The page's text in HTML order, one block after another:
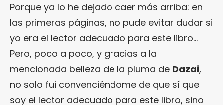
Porque ya lo he dejado caer más arriba: en
las primeras páginas, no pude evitar dudar si
yo era el lector adecuado para este libro…
Pero, poco a poco, y gracias a la
mencionada belleza de la pluma de Dazai,
no solo fui convenciéndome de que sí que
soy el lector adecuado para este libro, sino